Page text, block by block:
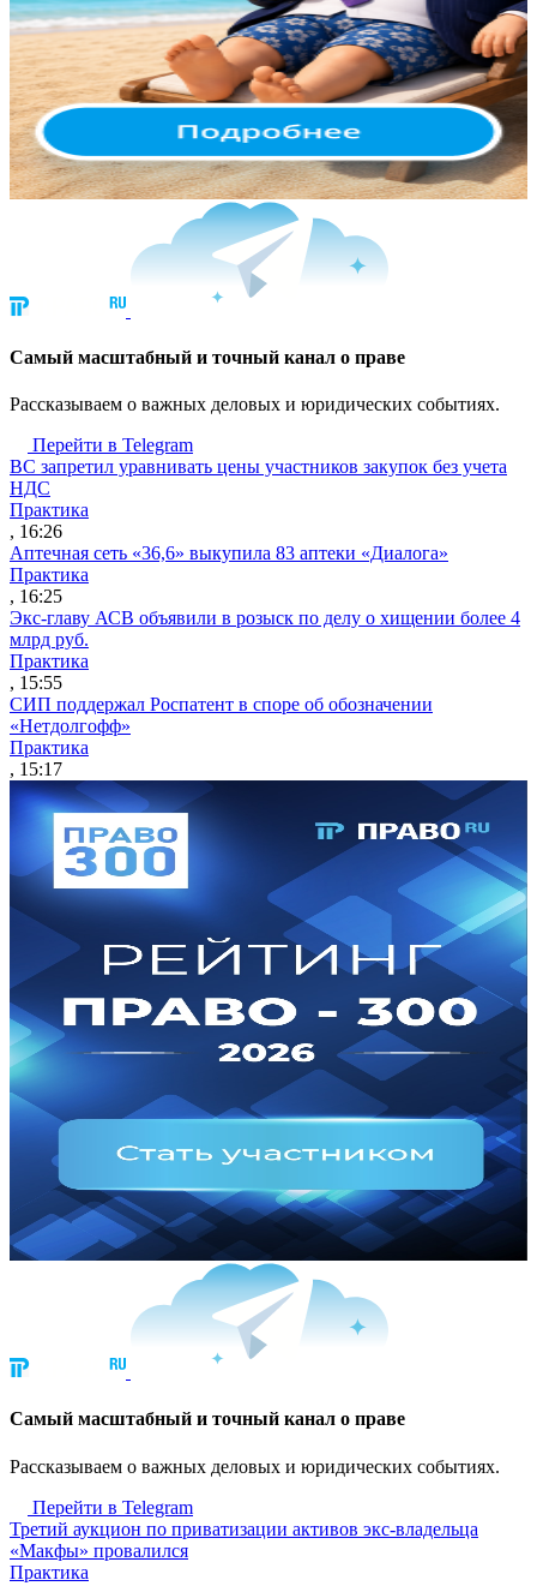
Cамый масштабный и точный канал о праве
Рассказываем о важных деловых и юридических событиях.
Перейти в Telegram
ВС запретил уравнивать цены участников закупок без учета
НДС
Практика
, 16:26
Аптечная сеть «36,6» выкупила 83 аптеки «Диалога»
Практика
, 16:25
Экс-главу АСВ объявили в розыск по делу о хищении более 4
млрд руб.
Практика
, 15:55
СИП поддержал Роспатент в споре об обозначении
«Нетдолгофф»
Практика
, 15:17
Cамый масштабный и точный канал о праве
Рассказываем о важных деловых и юридических событиях.
Перейти в Telegram
Третий аукцион по приватизации активов экс-владельца
«Макфы» провалился
Практика